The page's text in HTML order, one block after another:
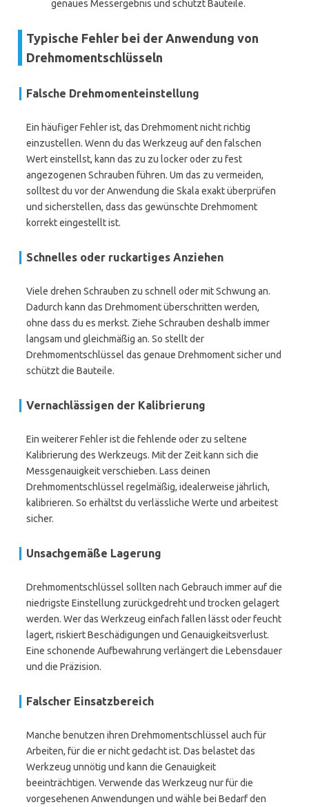
genaues Messergebnis und schützt Bauteile.
Typische Fehler bei der Anwendung von
Drehmomentschlüsseln
Falsche Drehmomenteinstellung
Ein häufiger Fehler ist, das Drehmoment nicht richtig
einzustellen. Wenn du das Werkzeug auf den falschen
Wert einstellst, kann das zu zu locker oder zu fest
angezogenen Schrauben führen. Um das zu vermeiden,
solltest du vor der Anwendung die Skala exakt überprüfen
und sicherstellen, dass das gewünschte Drehmoment
korrekt eingestellt ist.
Schnelles oder ruckartiges Anziehen
Viele drehen Schrauben zu schnell oder mit Schwung an.
Dadurch kann das Drehmoment überschritten werden,
ohne dass du es merkst. Ziehe Schrauben deshalb immer
langsam und gleichmäßig an. So stellt der
Drehmomentschlüssel das genaue Drehmoment sicher und
schützt die Bauteile.
Vernachlässigen der Kalibrierung
Ein weiterer Fehler ist die fehlende oder zu seltene
Kalibrierung des Werkzeugs. Mit der Zeit kann sich die
Messgenauigkeit verschieben. Lass deinen
Drehmomentschlüssel regelmäßig, idealerweise jährlich,
kalibrieren. So erhältst du verlässliche Werte und arbeitest
sicher.
Unsachgemäße Lagerung
Drehmomentschlüssel sollten nach Gebrauch immer auf die
niedrigste Einstellung zurückgedreht und trocken gelagert
werden. Wer das Werkzeug einfach fallen lässt oder feucht
lagert, riskiert Beschädigungen und Genauigkeitsverlust.
Eine schonende Aufbewahrung verlängert die Lebensdauer
und die Präzision.
Falscher Einsatzbereich
Manche benutzen ihren Drehmomentschlüssel auch für
Arbeiten, für die er nicht gedacht ist. Das belastet das
Werkzeug unnötig und kann die Genauigkeit
beeinträchtigen. Verwende das Werkzeug nur für die
vorgesehenen Anwendungen und wähle bei Bedarf den